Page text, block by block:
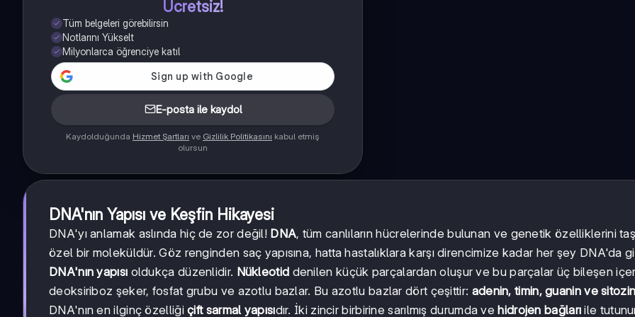
Ücretsiz!
Tüm belgeleri görebilirsin
Notlarını Yükselt
Milyonlarca öğrenciye katıl
E-posta ile kaydol
Kaydolduğunda Hizmet Şartları ve Gizlilik Politikasını kabul etmiş
olursun
DNA'nın Yapısı ve Keşfin Hikayesi
DNA'yı anlamak aslında hiç de zor değil! DNA, tüm canlıların hücrelerinde bulunan ve genetik özelliklerini
özel bir moleküldür. Göz renginden saç yapısına, hatta hastalıklara karşı direncimize kadar her şey DNA'da
DNA'nın yapısı oldukça düzenlidir. Nükleotid denilen küçük parçalardan oluşur ve bu parçalar üç bileşen
deoksiriboz şeker, fosfat grubu ve azotlu bazlar. Bu azotlu bazlar dört çeşittir: adenin, timin, guanin ve sitozin
DNA'nın en ilginç özelliğiçift sarmal yapısıdır. İki zincir birbirine sarılmış durumda vehidrojen bağları ile